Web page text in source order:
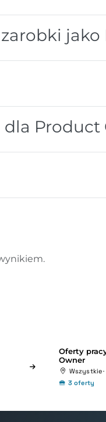
Product
Oferty
Owner
Wszystkie
3 oferty